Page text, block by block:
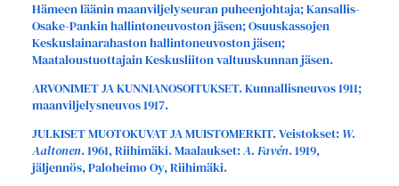
Hämeen läänin maanviljelyseuran puheenjohtaja; Kansallis-
Osake-Pankin hallintoneuvoston jäsen; Osuuskassojen
Keskuslainarahaston hallintoneuvoston jäsen;
Maataloustuottajain Keskusliiton valtuuskunnan jäsen.
ARVONIMET JA KUNNIANOSOITUKSET. Kunnallisneuvos 1911;
maanviljelysneuvos 1917.
JULKISET MUOTOKUVAT JA MUISTOMERKIT. Veistokset: W.
Aaltonen. 1961, Riihimäki. Maalaukset:A. Favén. 1919,
jäljennös, Paloheimo Oy, Riihimäki.